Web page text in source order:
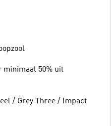
minimaal 50% uit
/ Grey Three / Impact